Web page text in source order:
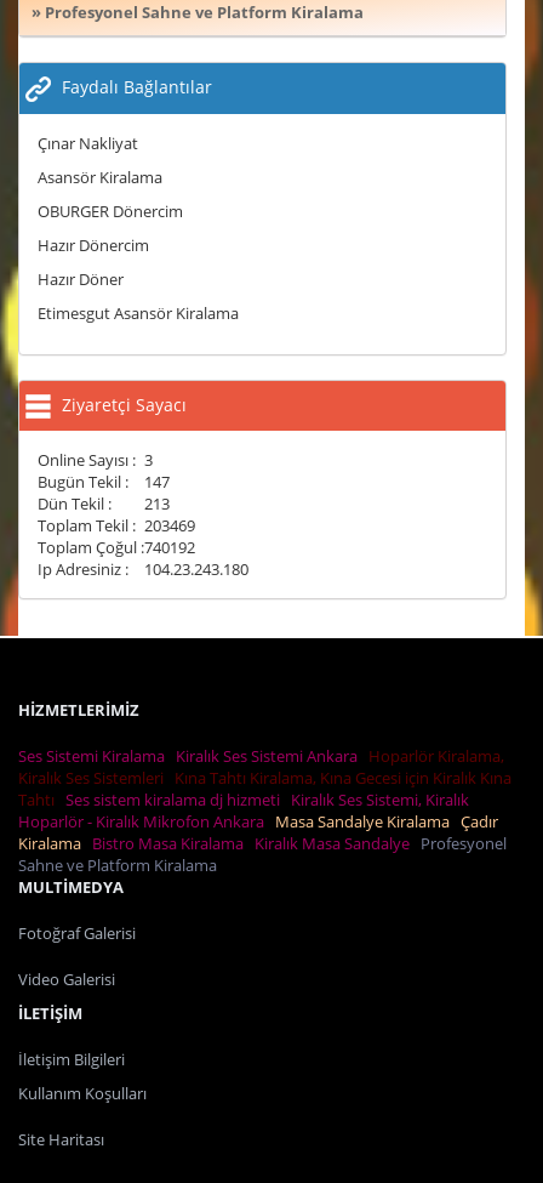
» Profesyonel Sahne ve Platform Kiralama
Faydalı Bağlantılar
Çınar Nakliyat
Asansör Kiralama
OBURGER Dönercim
Hazır Dönercim
Hazır Döner
Etimesgut Asansör Kiralama
Ziyaretçi Sayacı
Online Sayısı : 3
Bugün Tekil :
147
Dün Tekil :
213
Toplam Tekil : 203469
Toplam Çoğul :740192
Ip Adresiniz :
104.23.243.180
HİZMETLERİMİZ
Ses Sistemi Kiralama Kiralık Ses Sistemi Ankara Hoparlör Kiralama,
Kiralık Ses Sistemleri
Kına Tahtı Kiralama, Kına Gecesi için Kiralık Kına
Tahtı Ses sistem kiralama dj hizmeti Kiralık Ses Sistemi, Kiralık
Hoparlör - Kiralık Mikrofon Ankara Masa Sandalye Kiralama Çadır
Kiralama Bistro Masa Kiralama Kiralık Masa Sandalye Profesyonel
Sahne ve Platform Kiralama
MULTİMEDYA
Fotoğraf Galerisi
Video Galerisi
İLETİŞİM
İletişim Bilgileri
Kullanım Koşulları
Site Haritası